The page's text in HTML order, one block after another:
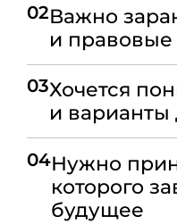
02Важно
и правовые
03Хочется
и варианты
04Нужно
которого
будущее